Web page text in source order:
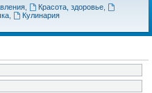
, Красота, здоровье,
,
Кулинария